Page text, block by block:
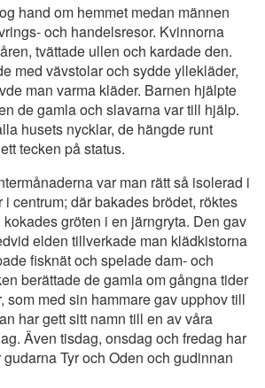
hand om hemmet medan männen
och handelsresor. Kvinnorna
tvättade ullen och kardade den.
med vävstolar och sydde yllekläder,
man varma kläder. Barnen hjälpte
de gamla och slavarna var till hjälp.
husets nycklar, de hängde runt
tecken på status.
var man rätt så isolerad i
centrum; där bakades brödet, röktes
gröten i en järngryta. Den gav
elden tillverkade man klädkistorna
fisknät och spelade dam- och
berättade de gamla om gångna tider
som med sin hammare gav upphov till
har gett sitt namn till en av våra
Även tisdag, onsdag och fredag har
Tyr och Oden och gudinnan